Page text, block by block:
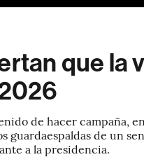
que la
de hacer campaña,
guardaespaldas de un
a la presidencia.